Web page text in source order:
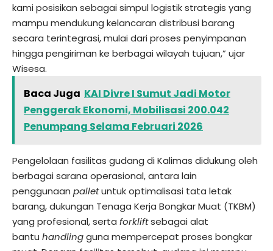
kami posisikan sebagai simpul logistik strategis yang
mampu mendukung kelancaran distribusi barang
secara terintegrasi, mulai dari proses penyimpanan
hingga pengiriman ke berbagai wilayah tujuan,” ujar
Wisesa.
Baca Juga KAI Divre I Sumut Jadi Motor
Penggerak Ekonomi, Mobilisasi 200.042
Penumpang Selama Februari 2026
Pengelolaan fasilitas gudang di Kalimas didukung oleh
berbagai sarana operasional, antara lain
penggunaan palletuntuk optimalisasi tata letak
barang, dukungan Tenaga Kerja Bongkar Muat (TKBM)
yang profesional, serta forkliftsebagai alat
bantu handlingguna mempercepat proses bongkar